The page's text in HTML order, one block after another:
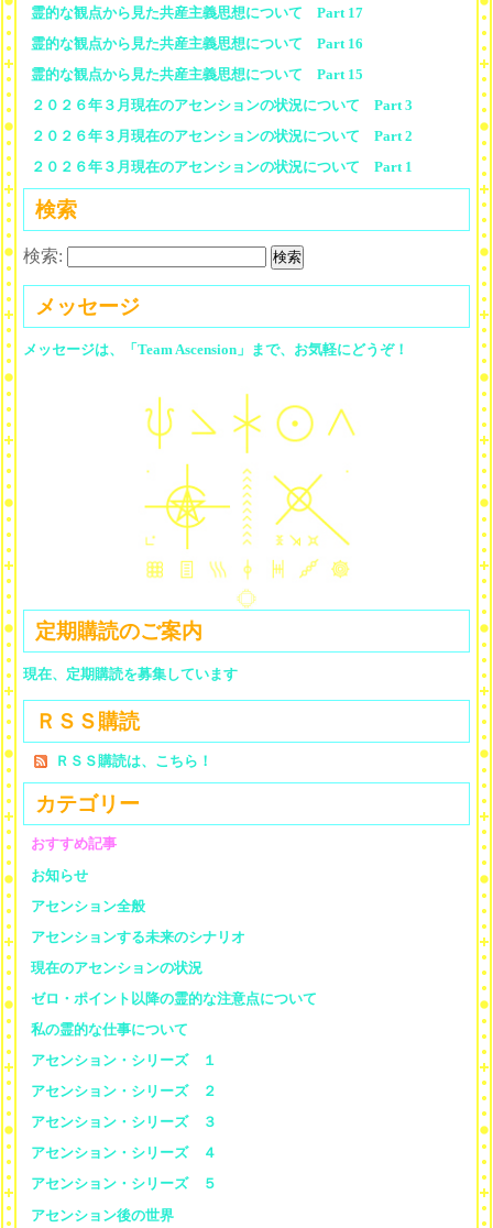
霊的な観点から見た共産主義思想について Part 17
霊的な観点から見た共産主義思想について Part 16
霊的な観点から見た共産主義思想について Part 15
２０２６年３月現在のアセンションの状況について Part 3
２０２６年３月現在のアセンションの状況について Part 2
２０２６年３月現在のアセンションの状況について Part 1
検索
検索:
メッセージ
メッセージは、「Team Ascension」まで、お気軽にどうぞ！
定期購読のご案内
現在、定期購読を募集しています
ＲＳＳ購読
ＲＳＳ購読は、こちら！
カテゴリー
おすすめ記事
お知らせ
アセンション全般
アセンションする未来のシナリオ
現在のアセンションの状況
ゼロ・ポイント以降の霊的な注意点について
私の霊的な仕事について
アセンション・シリーズ １
アセンション・シリーズ ２
アセンション・シリーズ ３
アセンション・シリーズ ４
アセンション・シリーズ ５
アセンション後の世界